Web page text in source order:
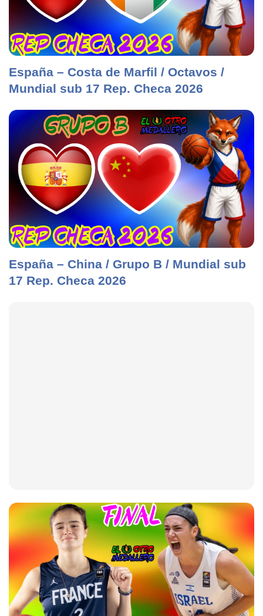
España – Costa de Marfil / Octavos /
Mundial sub 17 Rep. Checa 2026
España – China / Grupo B / Mundial sub
17 Rep. Checa 2026